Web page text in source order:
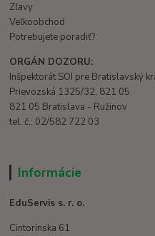
Zľavy
Veľkoobchod
Potrebujete poradiť?
ORGÁN DOZORU:
Inšpektorát SOI pre Bratislavský
Prievozská 1325/32, 821 05
821 05 Bratislava - Ružinov
tel. č.: 02/582 722 03
Informácie
EduServis s. r. o.
Cintorínska 61